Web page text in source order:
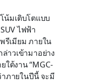
น้มเติบโตแบบ
ไฟฟ้า
รีเมียม ภายใน
าวเข้ามาอย่าง
ต้งาน “MGC-
ภายในปีนี้ จะมี